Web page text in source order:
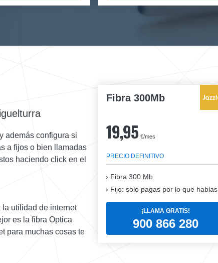
Fibra 300Mb
19,95 €/mes
PRECIO DEFINITIVO
Fibra 300 Mb
Fijo: solo pagas por lo que hablas
¡LLAMA GRATIS!
900 866 280
además configura si
a fijos o bien llamadas
haciendo click en el
la utilidad de internet
es la fibra Optica
para muchas cosas te